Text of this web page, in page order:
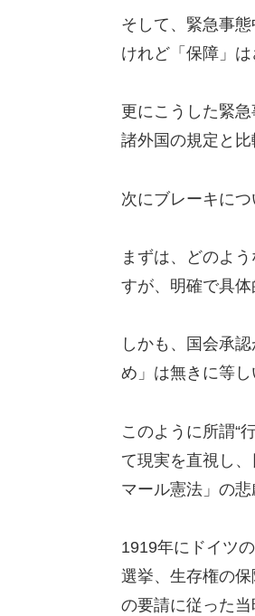
そして、緊急事態
けれど「保障」 は
更にこうした緊急
諸外国の規定と比
次にブレーキにつ
まずは、 どのよ
すが、明確で具体
しかも、国会承
め」 は無きに等し
このように所謂“
て現実を直視し、
マール憲法」の悲
1919年にドイツ
選挙、 生存権の保
の要請に従った